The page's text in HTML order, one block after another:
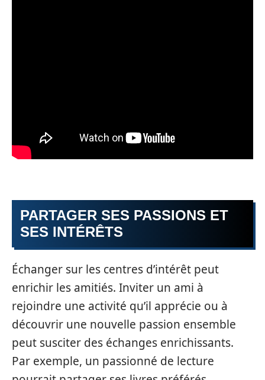
PARTAGER SES PASSIONS ET
SES INTÉRÊTS
Échanger sur les centres d’intérêt peut
enrichir les amitiés. Inviter un ami à
rejoindre une activité qu’il apprécie ou à
découvrir une nouvelle passion ensemble
peut susciter des échanges enrichissants.
Par exemple, un passionné de lecture